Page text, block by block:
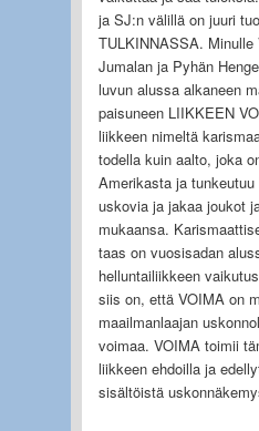
ja SJ:n välillä on juuri
TULKINNASSA. Minulle
Jumalan ja Pyhän
luvun alussa alkaneen
paisuneen LIIKKEEN
liikkeen nimeltä
todella kuin aalto, joka
Amerikasta ja
uskovia ja jakaa joukot
mukaansa.
taas on vuosisadan
helluntailiikkeen
siis on, että VOIMA on
maailmanlaajan
voimaa. VOIMA toimii
liikkeen ehdoilla ja
sisältöistä